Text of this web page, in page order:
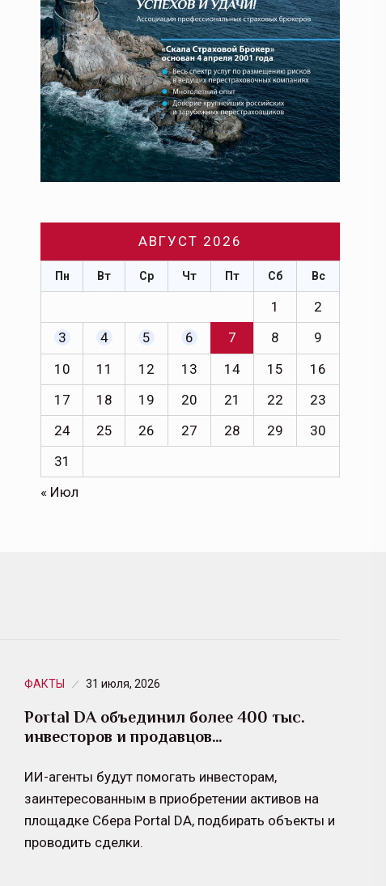
АВГУСТ 2026
Пн Вт Ср Чт Пт Сб Вс
1
2
3
4 5 6 7 8
9
10
11 12 13 14 15
16
17
18 19 20 21 22
23
24
25 26 27 28 29
30
31
« Июл
ФАКТЫ 31 июля, 2026
Portal DA объединил более 400 тыс.
инвесторов и продавцов…
ИИ-агенты будут помогать инвесторам,
заинтересованным в приобретении активов на
площадке Сбера Portal DA, подбирать объекты и
проводить сделки.